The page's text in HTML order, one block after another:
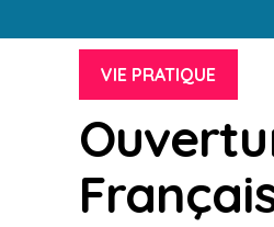
VIE PRATIQUE